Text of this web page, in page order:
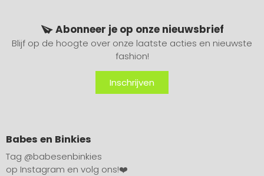
Abonneer je op onze nieuwsbrief
Blijf op de hoogte over onze laatste acties en nieuwste
fashion!
Inschrijven
Babes en Binkies
Tag @babesenbinkies
op Instagram en volg ons!❤️